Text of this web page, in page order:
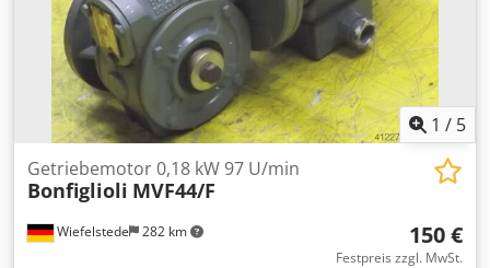
1 / 5
Wiefelstede 282 km
Getriebemotor 0,18 kW 97 U/min
Bonfiglioli MVF44/F
150 €
Festpreis zzgl. MwSt.